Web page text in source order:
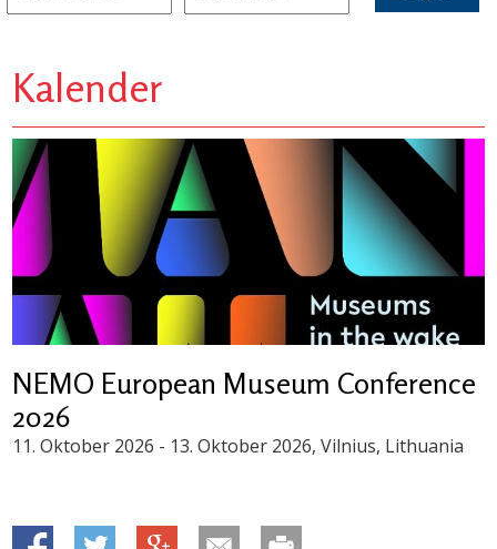
Kalender
NEMO European Museum Conference
2026
11. Oktober 2026 - 13. Oktober 2026, Vilnius, Lithuania